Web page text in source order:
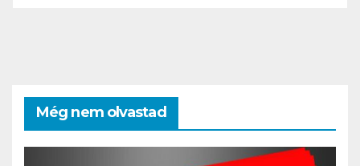
Még nem olvastad